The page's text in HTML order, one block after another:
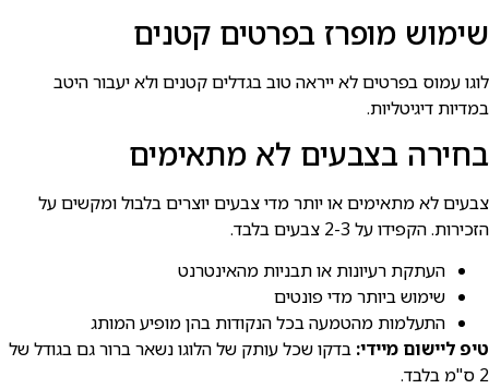
שימוש מופרז בפרטים קטנים
לוגו עמוס בפרטים לא ייראה טוב בגדלים קטנים ולא יעבור היטב
במדיות דיגיטליות.
בחירה בצבעים לא מתאימים
צבעים לא מתאימים או יותר מדי צבעים יוצרים בלבול ומקשים על
הזכירות. הקפידו על 2-3 צבעים בלבד.
העתקת רעיונות או תבניות מהאינטרנט
שימוש ביותר מדי פונטים
התעלמות מהטמעה בכל הנקודות בהן מופיע המותג
טיפ ליישום מיידי: בדקו שכל עותק של הלוגו נשאר ברור גם בגודל של
2 ס"מ בלבד.